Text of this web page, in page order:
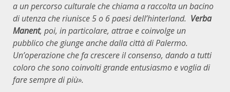
a un percorso culturale che chiama a raccolta un bacino
di utenza che riunisce 5 o 6 paesi dell’hinterland. Verba
Manent, poi, in particolare, attrae e coinvolge un
pubblico che giunge anche dalla città di Palermo.
Un’operazione che fa crescere il consenso, dando a tutti
coloro che sono coinvolti grande entusiasmo e voglia di
fare sempre di più».